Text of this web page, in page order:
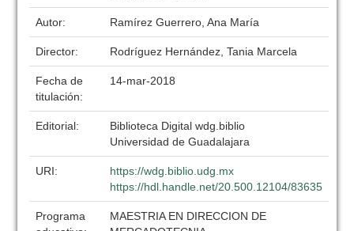
Autor: Ramírez Guerrero, Ana María
Director: Rodríguez Hernández, Tania Marcela
Fecha de
titulación:
14-mar-2018
Editorial:
Biblioteca Digital wdg.biblio
Universidad de Guadalajara
URI:
https://wdg.biblio.udg.mx
https://hdl.handle.net/20.500.12104/83635
Programa
MAESTRIA EN DIRECCION DE